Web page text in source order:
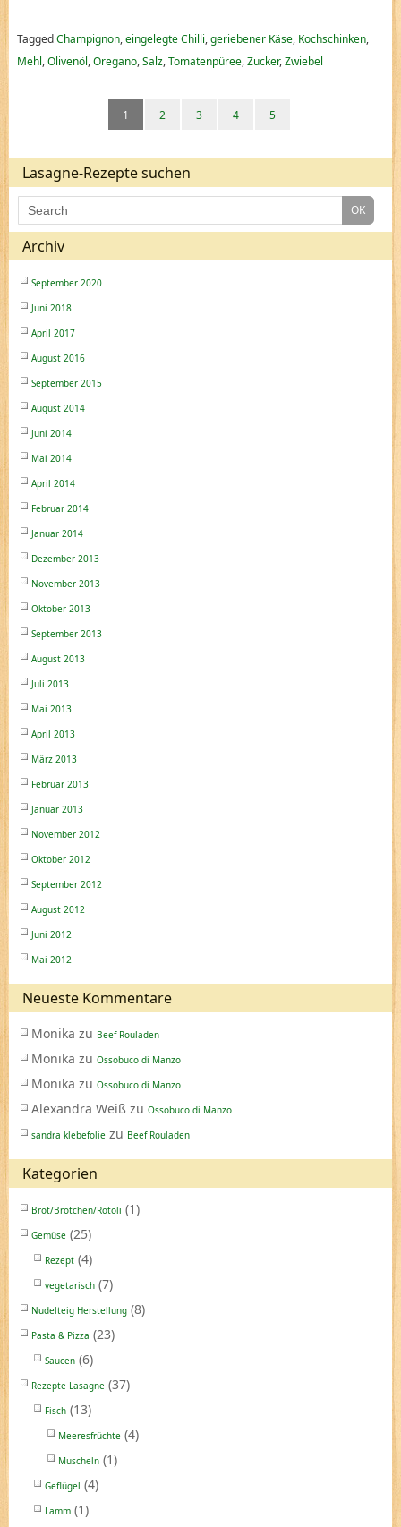
TaggedChampignon,eingelegte Chilli,geriebener Käse, Kochschinken,
Mehl,Olivenöl,Oregano,Salz,Tomatenpüree,Zucker,Zwiebel
1 2 3 4 5
Lasagne-Rezepte suchen
Archiv
September 2020
Juni 2018
April 2017
August 2016
September 2015
August 2014
Juni 2014
Mai 2014
April 2014
Februar 2014
Januar 2014
Dezember 2013
November 2013
Oktober 2013
September 2013
August 2013
Juli 2013
Mai 2013
April 2013
März 2013
Februar 2013
Januar 2013
November 2012
Oktober 2012
September 2012
August 2012
Juni 2012
Mai 2012
Neueste Kommentare
Monika zu Beef Rouladen
Monika zu Ossobuco di Manzo
Monika zu Ossobuco di Manzo
Alexandra Weiß zu Ossobuco di Manzo
sandra klebefolie zu Beef Rouladen
Kategorien
Brot/Brötchen/Rotoli (1)
Gemüse (25)
Rezept (4)
vegetarisch (7)
Nudelteig Herstellung (8)
Pasta & Pizza (23)
Saucen (6)
Rezepte Lasagne (37)
Fisch (13)
Meeresfrüchte (4)
Muscheln (1)
Geflügel (4)
Lamm (1)